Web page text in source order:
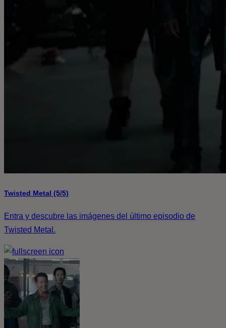
Twisted Metal (5/5)
Entra y descubre las imágenes del último episodio de
Twisted Metal.